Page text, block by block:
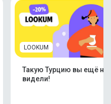
LOOKUM
Такую Турцию вы ещё не
видели!